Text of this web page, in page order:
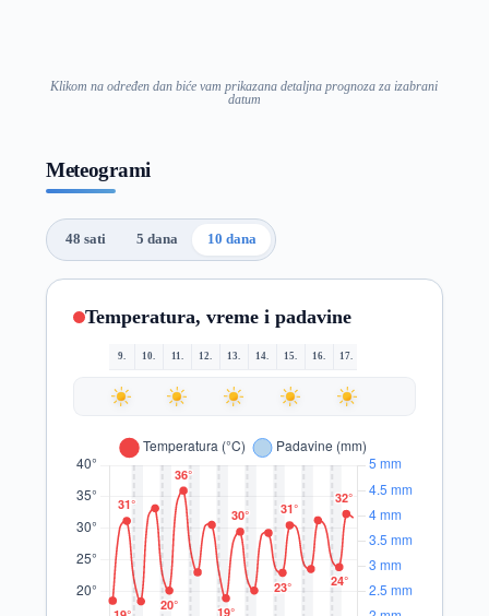
Klikom na određen dan biće vam prikazana detaljna prognoza za izabrani
datum
Meteogrami
48 sati 5 dana 10 dana
Temperatura, vreme i padavine
9. 10. 11. 12. 13. 14. 15. 16. 17.